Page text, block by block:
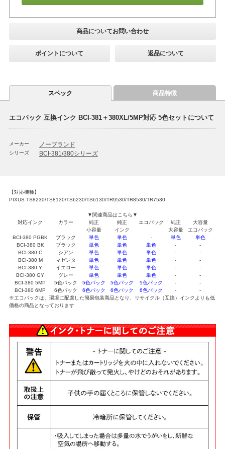
商品についてお問い合わせ
ポイントについて 返品について
スペック 商品特徴
エコパック 互換インク BCI-381＋380XL/5MP対応 5色セットについて
メーカー ノーブランド
シリーズ BCI-381/380シリーズ
【対応機種】
PIXUS TS8230/TS8130/TS6230/TS6130/TR9530/TR8530/TR7530
▼関連商品はこちら▼
対応インク
カラー
純正
小容量
純正
インク
エコパック
純正
大容量
大容量
エコパック
BCI-380 PGBK
ブラック 単色 単色 - 単色
単色
BCI-380 BK
ブラック 単色 単色 単色 -
-
BCI-380 C
シアン 単色 単色 単色 -
-
BCI-380 M
マゼンタ 単色 単色 単色 -
-
BCI-380 Y
イエロー 単色 単色 単色 -
-
BCI-380 GY
グレー 単色 単色 単色 -
-
BCI-380 5MP
5色パック 5色パック 5色パック 5色パック -
-
BCI-380 6MP
6色パック 6色パック 6色パック 6色パック -
-
※エコパックは、環境に配慮した簡易包装商品となり、リサイクル（互換）インクよりも低
価格の商品となっております